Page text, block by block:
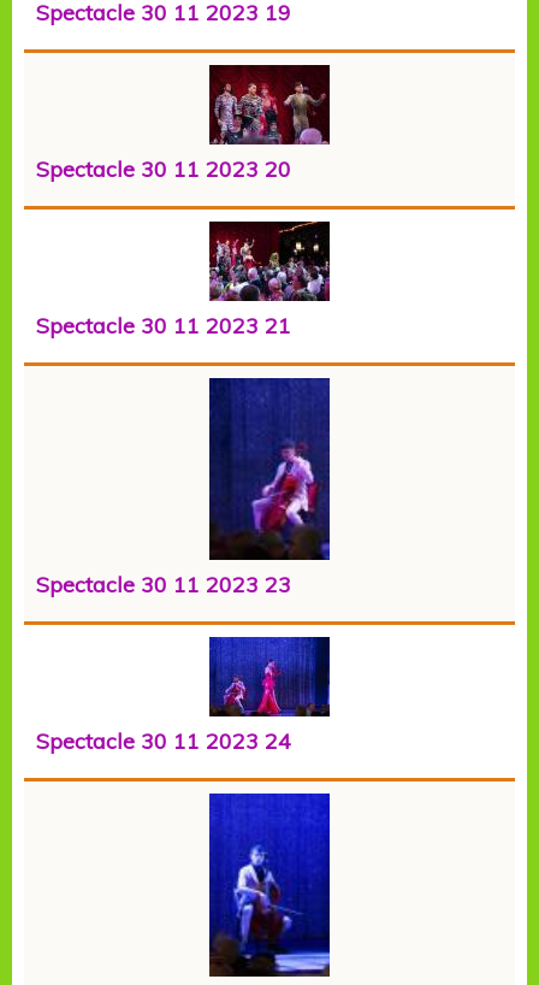
Spectacle 30 11 2023 19
Spectacle 30 11 2023 20
Spectacle 30 11 2023 21
Spectacle 30 11 2023 23
Spectacle 30 11 2023 24